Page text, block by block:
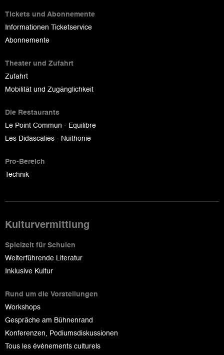
Tickets und Abonnemente
Informationen Ticketservice
Abonnemente
Theater und Zufahrt
Zufahrt
Mobilität und Zugänglichkeit
Die Restaurants
Le Point Commun - Equilibre
Les Didascalies - Nuithonie
Pro-Bereich
Technik
Kulturvermittlung
Spielzeit für Schulen
Weiterführende Literatur
Inklusive Kultur
Rund um die Vorstellungen
Workshops
Gespräche am Bühnenrand
Konferenzen, Podiumsdiskussionen
Tous les événements culturels